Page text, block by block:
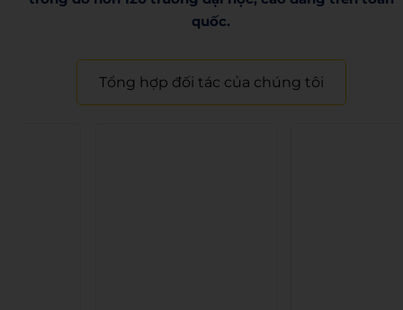
quốc.​
Tổng hợp đối tác của chúng tôi